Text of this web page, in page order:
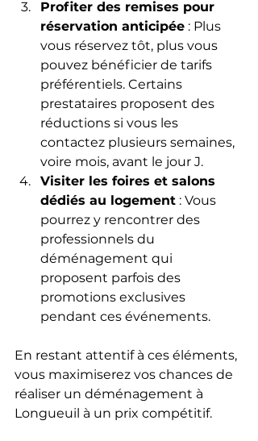
Profiter des remises pour
réservation anticipée : Plus
vous réservez tôt, plus vous
pouvez bénéficier de tarifs
préférentiels. Certains
prestataires proposent des
réductions si vous les
contactez plusieurs semaines,
voire mois, avant le jour J.
Visiter les foires et salons
dédiés au logement : Vous
pourrez y rencontrer des
professionnels du
déménagement qui
proposent parfois des
promotions exclusives
pendant ces événements.
En restant attentif à ces éléments,
vous maximiserez vos chances de
réaliser un déménagement à
Longueuil à un prix compétitif.